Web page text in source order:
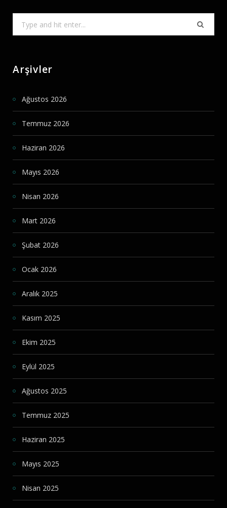
Arşivler
Ağustos 2026
Temmuz 2026
Haziran 2026
Mayıs 2026
Nisan 2026
Mart 2026
Şubat 2026
Ocak 2026
Aralık 2025
Kasım 2025
Ekim 2025
Eylül 2025
Ağustos 2025
Temmuz 2025
Haziran 2025
Mayıs 2025
Nisan 2025